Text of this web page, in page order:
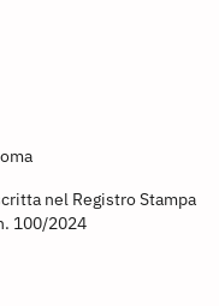
nel Registro Stampa
100/2024